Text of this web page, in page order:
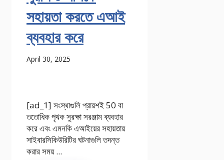
সহায়তা করতে এআই
ব্যবহার করে
April 30, 2025
[ad_1] সংস্থাগুলি প্রায়শই 50 বা
ততোধিক পৃথক সুরক্ষা সরঞ্জাম ব্যবহার
করে এবং এমনকি এআইয়ের সহায়তায়
সাইবারসিকিউরিটির ঘটনাগুলি তদন্ত
করার সময় ...